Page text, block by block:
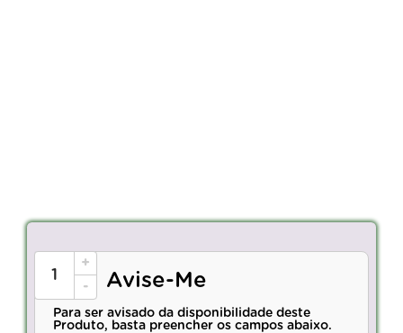
+
-
Avise-Me
Para ser avisado da disponibilidade deste
Produto, basta preencher os campos abaixo.